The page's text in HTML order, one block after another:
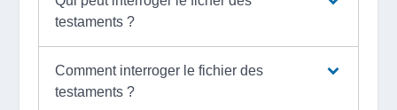
testaments ?
Comment interroger le fichier des
testaments ?